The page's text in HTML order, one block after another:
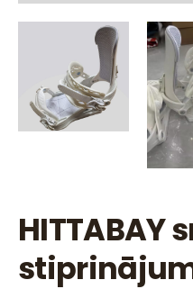
HITTABAY